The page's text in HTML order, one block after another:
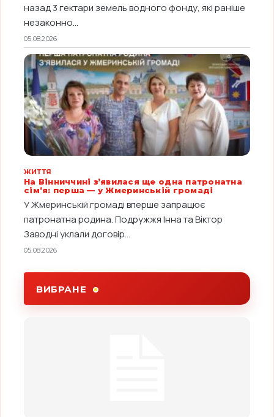
назад 3 гектари земель водного фонду, які раніше
незаконно...
05.08.2026
ЖИТТЯ
На Вінниччині з’явилася ще одна патронатна
сім’я: перша — у Жмеринській громаді
У Жмеринській громаді вперше запрацює
патронатна родина. Подружжя Інна та Віктор
Заводні уклали договір...
05.08.2026
ВИБРАНЕ